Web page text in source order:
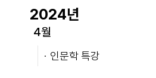
2024년
4월
인문학 특강